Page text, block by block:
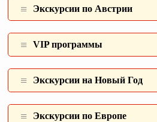
Экскурсии по Австрии
VIP программы
Экскурсии на Новый Год
Экскурсии по Европе